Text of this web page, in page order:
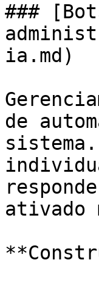
###
ia.md)
de
ativado